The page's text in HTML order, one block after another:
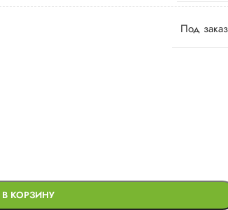
Под заказ
В КОРЗИНУ